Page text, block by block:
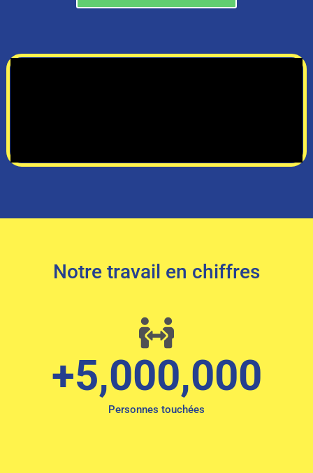
Notre travail en chiffres
Personnes touchées
+5,000,000